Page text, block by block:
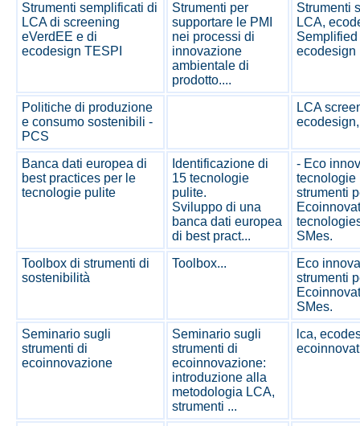
Strumenti semplificati di
LCA di screening
eVerdEE e di
ecodesign TESPI
Strumenti per
supportare le PMI
nei processi di
innovazione
ambientale di
prodotto....
Strumenti
LCA,
ecodesign
Politiche di produzione
e consumo sostenibili -
PCS
LCA
Banca dati europea di
best practices per le
tecnologie pulite
Identificazione di
15 tecnologie
pulite.
Sviluppo di una
banca dati europea
di best pract...
- Eco
tecnologie
strumenti
SMes.
Toolbox di strumenti di
sostenibilità
Toolbox...
Eco
strumenti
SMes.
Seminario sugli
strumenti di
ecoinnovazione
Seminario sugli
strumenti di
ecoinnovazione:
introduzione alla
metodologia LCA,
strumenti ...
lca,